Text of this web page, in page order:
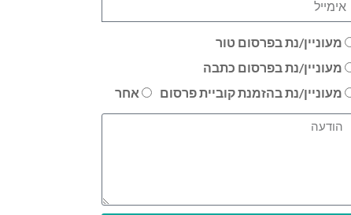
מעוניין/נת בפרסום טור
מעוניין/נת בפרסום כתבה
מעוניין/נת בהזמנת קוביית פרסום
אחר